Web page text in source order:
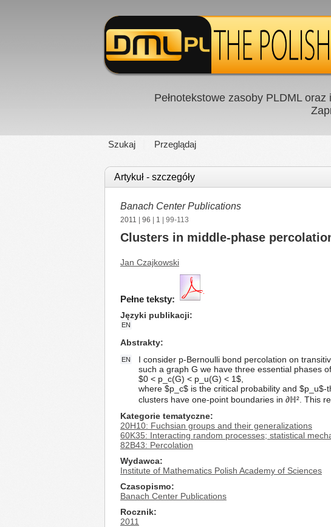
Pełnotekstowe zasoby PLDML
Szukaj Przeglądaj
Artykuł - szczegóły
Banach Center Publications
2011 96 1 | 99-113
Clusters in middle-phase
Jan Czajkowski
Pełne teksty:
Języki publikacji
EN
Abstrakty
EN
I consider p-Bernoulli bond percolation on
such a graph G we have three essential phases
$0 < p_c(G) < p_u(G) < 1$,
where $p_c$ is the critical probability and
clusters have one-point boundaries in ∂ℍ². This
Kategorie tematyczne
20H10: Fuchsian groups and their generalizations
60K35: Interacting random processes; statistical
82B43: Percolation
Wydawca
Institute of Mathematics Polish Academy of Sciences
Czasopismo
Banach Center Publications
Rocznik
2011